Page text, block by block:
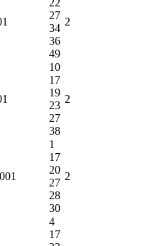
27
34
36
49
2
10
17
19
23
27
38
2
1
17
20
27
28
30
2
4
17